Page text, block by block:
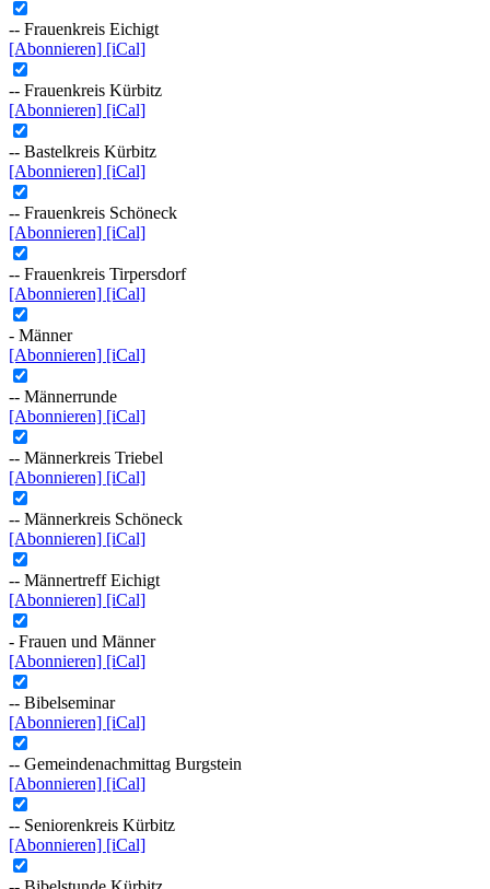
-- Frauenkreis Eichigt
[Abonnieren] [iCal]
-- Frauenkreis Kürbitz
[Abonnieren] [iCal]
-- Bastelkreis Kürbitz
[Abonnieren] [iCal]
-- Frauenkreis Schöneck
[Abonnieren] [iCal]
-- Frauenkreis Tirpersdorf
[Abonnieren] [iCal]
- Männer
[Abonnieren] [iCal]
-- Männerrunde
[Abonnieren] [iCal]
-- Männerkreis Triebel
[Abonnieren] [iCal]
-- Männerkreis Schöneck
[Abonnieren] [iCal]
-- Männertreff Eichigt
[Abonnieren] [iCal]
- Frauen und Männer
[Abonnieren] [iCal]
-- Bibelseminar
[Abonnieren] [iCal]
-- Gemeindenachmittag Burgstein
[Abonnieren] [iCal]
-- Seniorenkreis Kürbitz
[Abonnieren] [iCal]